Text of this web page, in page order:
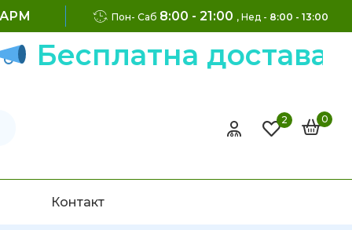
Пон- Саб 8:00 - 21:00 , Нед - 8:00 - 13:00
достава на
2 0
Контакт